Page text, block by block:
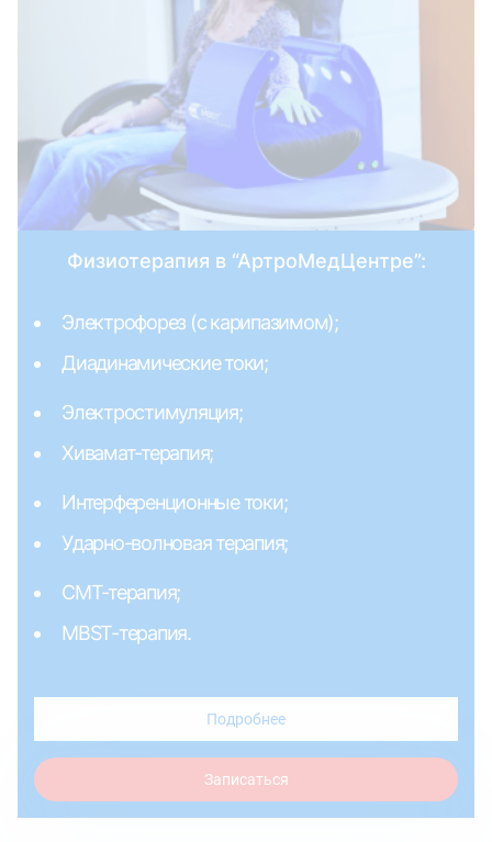
Физиотерапия в “АртроМедЦентре”:
Электрофорез (с карипазимом);
Диадинамические токи;
Электростимуляция;
Хивамат-терапия;
Интерференционные токи;
Ударно-волновая терапия;
СМТ-терапия;
MBST-терапия.
Подробнее
Записаться